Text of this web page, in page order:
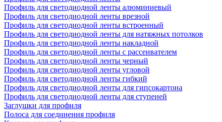
Профиль для светодиодной ленты алюминиевый
Профиль для светодиодной ленты врезной
Профиль для светодиодной ленты встроенный
Профиль для светодиодной ленты для натяжных потолков
Профиль для светодиодной ленты накладной
Профиль для светодиодной ленты с рассеивателем
Профиль для светодиодной ленты черный
Профиль для светодиодной ленты угловой
Профиль для светодиодной ленты гибкий
Профиль для светодиодной ленты для гипсокартона
Профиль для светодиодной ленты для ступеней
Заглушки для профиля
Полоса для соединения профиля